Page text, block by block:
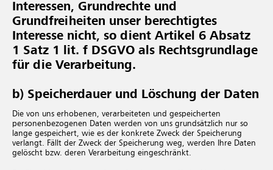
Interessen, Grundrechte und
Grundfreiheiten unser berechtigtes
Interesse nicht, so dient Artikel 6 Absatz
1 Satz 1 lit. f DSGVO als Rechtsgrundlage
für die Verarbeitung.
b) Speicherdauer und Löschung der Daten
Die von uns erhobenen, verarbeiteten und gespeicherten
personenbezogenen Daten werden von uns grundsätzlich nur so
lange gespeichert, wie es der konkrete Zweck der Speicherung
verlangt. Fällt der Zweck der Speicherung weg, werden Ihre Daten
gelöscht bzw. deren Verarbeitung eingeschränkt.